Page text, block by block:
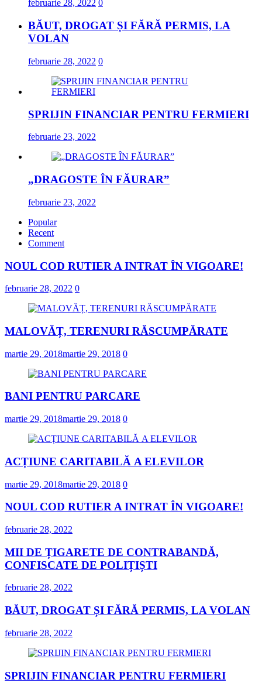
februarie 28, 2022 0
BĂUT, DROGAT ȘI FĂRĂ PERMIS, LA
VOLAN
februarie 28, 2022 0
SPRIJIN FINANCIAR PENTRU FERMIERI
februarie 23, 2022
„DRAGOSTE ÎN FĂURAR”
februarie 23, 2022
Popular
Recent
Comment
NOUL COD RUTIER A INTRAT ÎN VIGOARE!
februarie 28, 2022 0
MALOVĂȚ, TERENURI RĂSCUMPĂRATE
martie 29, 2018martie 29, 2018 0
BANI PENTRU PARCARE
martie 29, 2018martie 29, 2018 0
ACȚIUNE CARITABILĂ A ELEVILOR
martie 29, 2018martie 29, 2018 0
NOUL COD RUTIER A INTRAT ÎN VIGOARE!
februarie 28, 2022
MII DE ȚIGARETE DE CONTRABANDĂ,
CONFISCATE DE POLIȚIȘTI
februarie 28, 2022
BĂUT, DROGAT ȘI FĂRĂ PERMIS, LA VOLAN
februarie 28, 2022
SPRIJIN FINANCIAR PENTRU FERMIERI